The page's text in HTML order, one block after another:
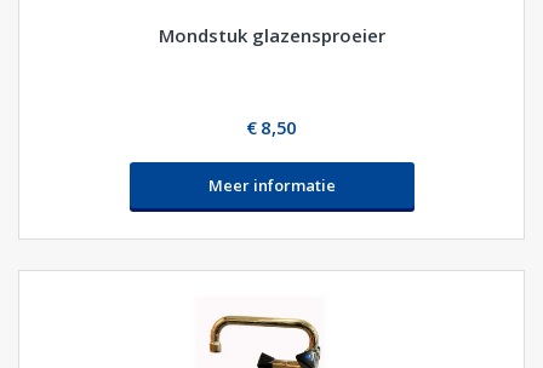
Mondstuk glazensproeier
€ 8,50
Meer informatie